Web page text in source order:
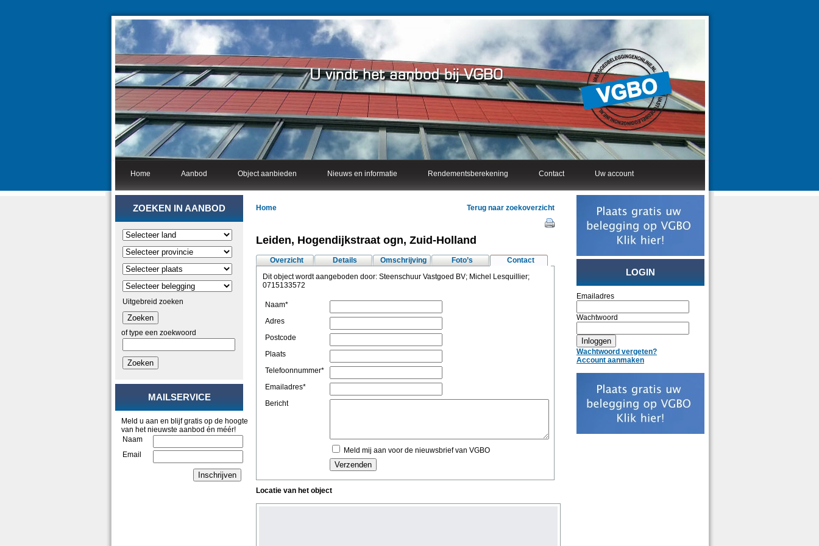
Home Aanbod Object aanbieden Nieuws en informatie Rendementsberekening Contact Uw account
ZOEKEN IN AANBOD
Uitgebreid zoeken
Zoeken
of type een zoekwoord
Zoeken
MAILSERVICE
Meld u aan en blijf gratis op de hoogte
van het nieuwste aanbod én méér!
Naam
Email
Inschrijven
Home Terug naar zoekoverzicht
Leiden, Hogendijkstraat ogn, Zuid-Holland
Overzicht Details Omschrijving Foto’s
Contact
Dit object wordt aangeboden door: Steenschuur Vastgoed BV; Michel Lesquillier;
0715133572
Naam*
Adres
Postcode
Plaats
Telefoonnummer*
Emailadres*
Bericht
Meld mij aan voor de nieuwsbrief van VGBO
Locatie van het object
LOGIN
Emailadres
Wachtwoord
Wachtwoord vergeten?
Account aanmaken